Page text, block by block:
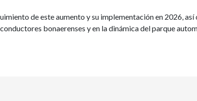
de este aumento y su implementación en 2026, así
bonaerenses y en la dinámica del parque